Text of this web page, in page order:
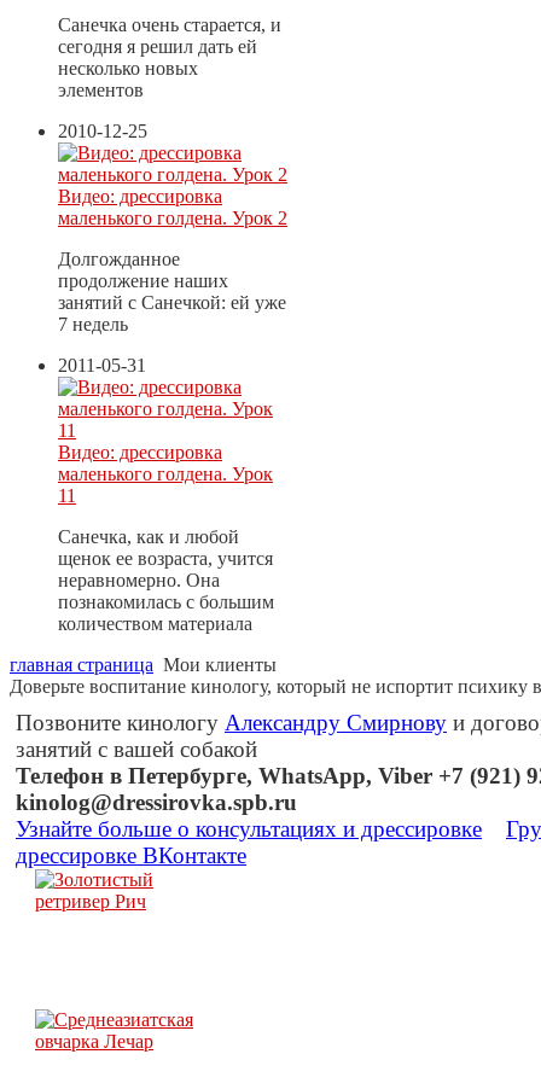
Санечка очень старается, и
сегодня я решил дать ей
несколько новых
элементов
2010-12-25
Видео: дрессировка
маленького голдена. Урок 2
Долгожданное
продолжение наших
занятий с Санечкой: ей уже
7 недель
2011-05-31
Видео: дрессировка
маленького голдена. Урок
11
Санечка, как и любой
щенок ее возраста, учится
неравномерно. Она
познакомилась с большим
количеством материала
главная страница Мои клиенты
Доверьте воспитание кинологу, который не испортит психику
Позвоните кинологу Александру Смирнову и
занятий с вашей собакой
Телефон в Петербурге, WhatsApp, Viber +7 (921)
kinolog@dressirovka.spb.ru
Узнайте больше о консультациях и дрессировке
дрессировке ВКонтакте